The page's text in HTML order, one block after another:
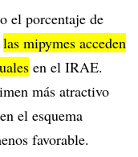
el porcentaje de
las mipymes acceden
en el IRAE.
más atractivo
el esquema
favorable.